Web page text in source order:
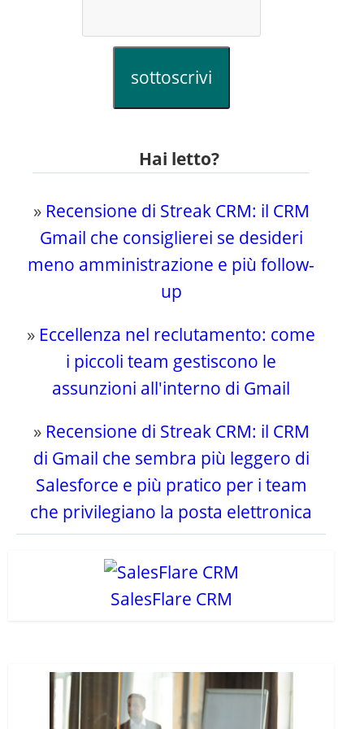
sottoscrivi
Hai letto?
» Recensione di Streak CRM: il CRM
Gmail che consiglierei se desideri
meno amministrazione e più follow-
up
» Eccellenza nel reclutamento: come
i piccoli team gestiscono le
assunzioni all'interno di Gmail
» Recensione di Streak CRM: il CRM
di Gmail che sembra più leggero di
Salesforce e più pratico per i team
che privilegiano la posta elettronica
SalesFlare CRM